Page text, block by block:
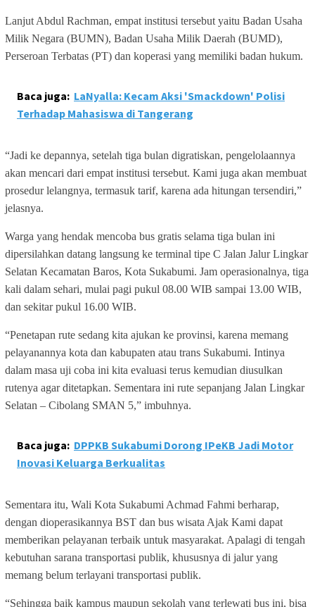
Lanjut Abdul Rachman, empat institusi tersebut yaitu Badan Usaha
Milik Negara (BUMN), Badan Usaha Milik Daerah (BUMD),
Perseroan Terbatas (PT) dan koperasi yang memiliki badan hukum.
Baca juga: LaNyalla: Kecam Aksi 'Smackdown' Polisi
Terhadap Mahasiswa di Tangerang
“Jadi ke depannya, setelah tiga bulan digratiskan, pengelolaannya
akan mencari dari empat institusi tersebut. Kami juga akan membuat
prosedur lelangnya, termasuk tarif, karena ada hitungan tersendiri,”
jelasnya.
Warga yang hendak mencoba bus gratis selama tiga bulan ini
dipersilahkan datang langsung ke terminal tipe C Jalan Jalur Lingkar
Selatan Kecamatan Baros, Kota Sukabumi. Jam operasionalnya, tiga
kali dalam sehari, mulai pagi pukul 08.00 WIB sampai 13.00 WIB,
dan sekitar pukul 16.00 WIB.
“Penetapan rute sedang kita ajukan ke provinsi, karena memang
pelayanannya kota dan kabupaten atau trans Sukabumi. Intinya
dalam masa uji coba ini kita evaluasi terus kemudian diusulkan
rutenya agar ditetapkan. Sementara ini rute sepanjang Jalan Lingkar
Selatan – Cibolang SMAN 5,” imbuhnya.
Baca juga: DPPKB Sukabumi Dorong IPeKB Jadi Motor
Inovasi Keluarga Berkualitas
Sementara itu, Wali Kota Sukabumi Achmad Fahmi berharap,
dengan dioperasikannya BST dan bus wisata Ajak Kami dapat
memberikan pelayanan terbaik untuk masyarakat. Apalagi di tengah
kebutuhan sarana transportasi publik, khususnya di jalur yang
memang belum terlayani transportasi publik.
“Sehingga baik kampus maupun sekolah yang terlewati bus ini, bisa